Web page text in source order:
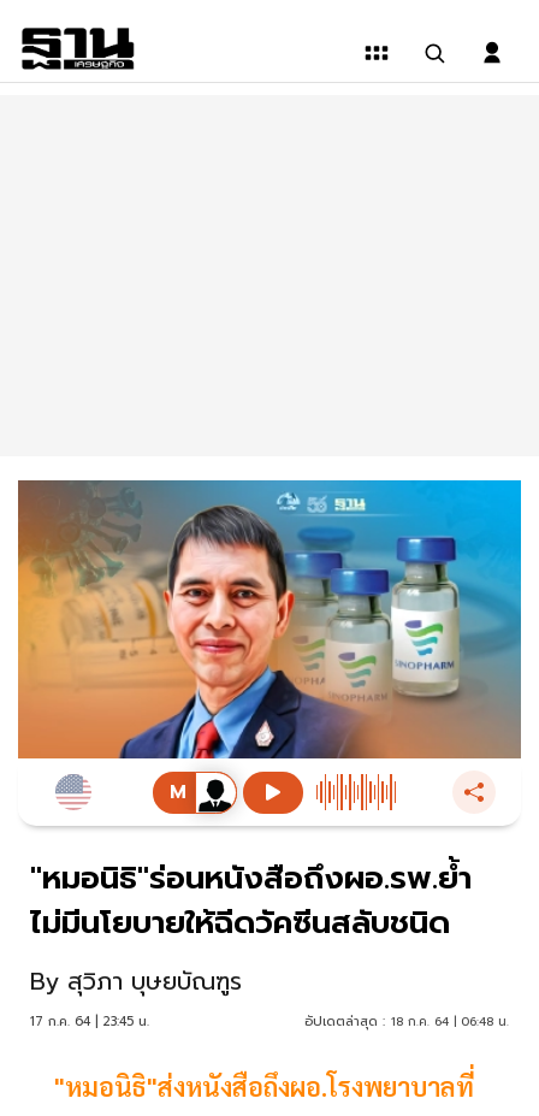
"หมอนิธิ"ร่อนหนังสือถึงผอ.รพ.ย้ำ
ไม่มีนโยบายให้ฉีดวัคซีนสลับชนิด
By สุวิภา บุษยบัณฑูร
17 ก.ค. 64 | 23:45 น. อัปเดตล่าสุด : 18 ก.ค. 64 | 06:48 น.
"หมอนิธิ"ส่งหนังสือถึงผอ.โรงพยาบาลที่